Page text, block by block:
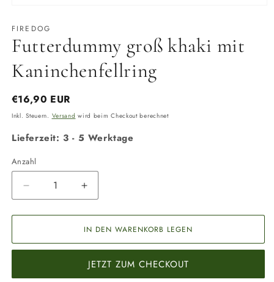
in
öffnen
FIREDOG
Futterdummy groß khaki mit
Kaninchenfellring
Normaler
Preis
€16,90 EUR
Inkl. Steuern. Versand wird beim Checkout berechnet
Lieferzeit: 3 - 5 Werktage
Anzahl
Anzahl
Verringere
die
Menge
Futterdummy
Erhöhe
die
Menge
für
Futterdummy
khaki
IN DEN WARENKORB LEGEN
JETZT ZUM CHECKOUT